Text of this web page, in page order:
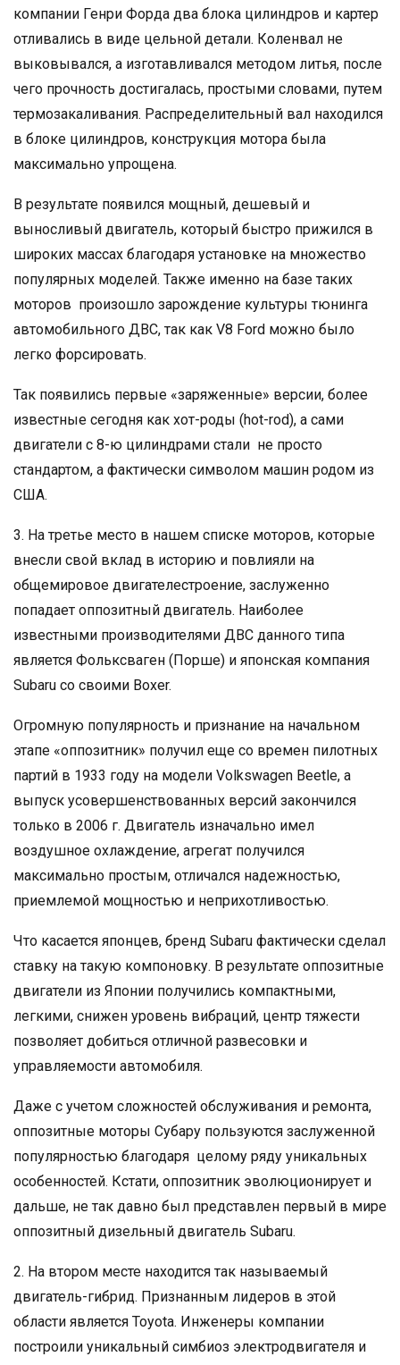
компании Генри Форда два блока цилиндров и картер
отливались в виде цельной детали. Коленвал не
выковывался, а изготавливался методом литья, после
чего прочность достигалась, простыми словами, путем
термозакаливания. Распределительный вал находился
в блоке цилиндров, конструкция мотора была
максимально упрощена.
В результате появился мощный, дешевый и
выносливый двигатель, который быстро прижился в
широких массах благодаря установке на множество
популярных моделей. Также именно на базе таких
моторов произошло зарождение культуры тюнинга
автомобильного ДВС, так как V8 Ford можно было
легко форсировать.
Так появились первые «заряженные» версии, более
известные сегодня как хот-роды (hot-rod), а сами
двигатели с 8-ю цилиндрами стали не просто
стандартом, а фактически символом машин родом из
США.
3. На третье место в нашем списке моторов, которые
внесли свой вклад в историю и повлияли на
общемировое двигателестроение, заслуженно
попадает оппозитный двигатель. Наиболее
известными производителями ДВС данного типа
является Фольксваген (Порше) и японская компания
Subaru со своими Boxer.
Огромную популярность и признание на начальном
этапе «оппозитник» получил еще со времен пилотных
партий в 1933 году на модели Volkswagen Beetle, а
выпуск усовершенствованных версий закончился
только в 2006 г. Двигатель изначально имел
воздушное охлаждение, агрегат получился
максимально простым, отличался надежностью,
приемлемой мощностью и неприхотливостью.
Что касается японцев, бренд Subaru фактически сделал
ставку на такую компоновку. В результате оппозитные
двигатели из Японии получились компактными,
легкими, снижен уровень вибраций, центр тяжести
позволяет добиться отличной развесовки и
управляемости автомобиля.
Даже с учетом сложностей обслуживания и ремонта,
оппозитные моторы Субару пользуются заслуженной
популярностью благодаря целому ряду уникальных
особенностей. Кстати, оппозитник эволюционирует и
дальше, не так давно был представлен первый в мире
оппозитный дизельный двигатель Subaru.
2. На втором месте находится так называемый
двигатель-гибрид. Признанным лидеров в этой
области является Toyota. Инженеры компании
построили уникальный симбиоз электродвигателя и